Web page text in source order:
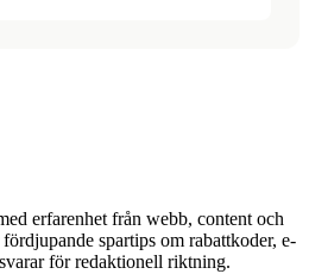
erfarenhet från webb, content och
spartips om rabattkoder, e-
för redaktionell riktning.